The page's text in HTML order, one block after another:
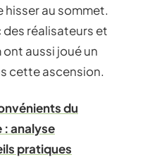
hisser au sommet.
réalisateurs et
aussi joué un
cette ascension.
du
analyse
pratiques